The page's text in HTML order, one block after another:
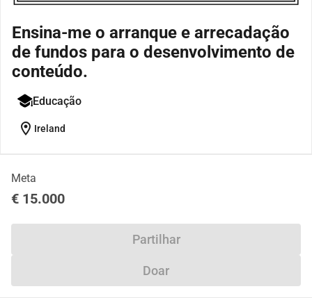
Ensina-me o arranque e arrecadação
de fundos para o desenvolvimento de
conteúdo.
Educação
location_on Ireland
Meta
€ 15.000
Partilhar
Doar